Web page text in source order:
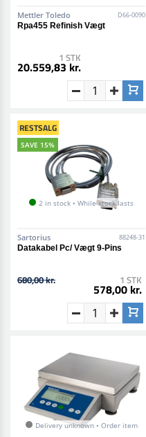
Mettler Toledo D66-0090
Rpa455 Refinish Vægt
1 STK
20.559,83 kr.
RESTSALG
SAVE 15%
2 in stock • While stock lasts
Sartorius 88248-31
Datakabel Pc/ Vægt 9-Pins
680,00 kr. 1 STK
578,00 kr.
Delivery unknown • Order item